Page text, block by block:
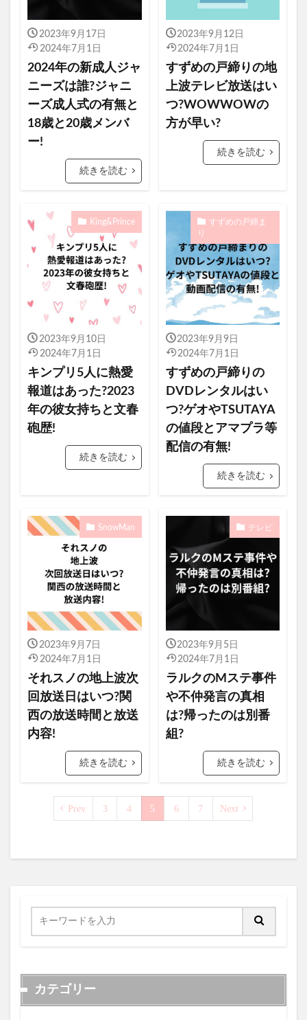
2023年9月17日
2024年7月1日
2024年の新成人ジャ
ニーズは誰?ジャニ
ーズ成人式の有無と
18歳と20歳メンバ
ー!
続きを読む
2023年9月12日
2024年7月1日
すずめの戸締りの地
上波テレビ放送はい
つ?WOWWOWの
方が早い?
続きを読む
King&Prince
2023年9月10日
2024年7月1日
キンプリ5人に熱愛
報道はあった?2023
年の彼女持ちと文春
砲歴!
続きを読む
すずめの戸締ま
り
2023年9月9日
2024年7月1日
すずめの戸締りの
DVDレンタルはい
つ?ゲオやTSUTAYA
の値段とアマプラ等
配信の有無!
続きを読む
SnowMan
2023年9月7日
2024年7月1日
それスノの地上波次
回放送日はいつ?関
西の放送時間と放送
内容!
続きを読む
テレビ
2023年9月5日
2024年7月1日
ラルクのMステ事件
や不仲発言の真相
は?帰ったのは別番
組?
続きを読む
Prev 3 4 5 6 7 Next
カテゴリー